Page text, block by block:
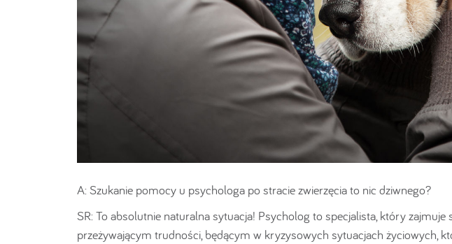
A: Szukanie pomocy u psychologa po stracie zwierzęcia to nic dziwnego?
SR: To absolutnie naturalna sytuacja! Psycholog to specjalista, który
przeżywającym trudności, będącym w kryzysowych sytuacjach życiowych,